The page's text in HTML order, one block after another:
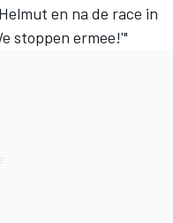
en na de race in
stoppen ermee!'"